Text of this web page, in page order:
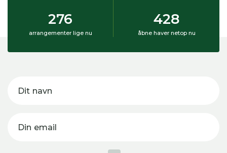
276
arrangementer lige nu
428
åbne haver netop nu
Dit navn
Din email